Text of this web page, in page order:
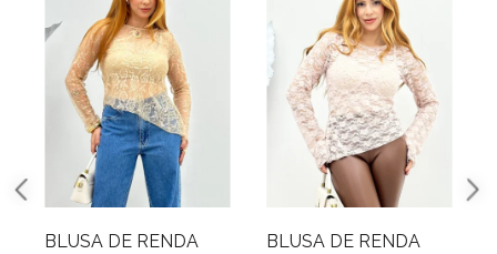
BLUSA DE RENDA
BLUSA DE RENDA